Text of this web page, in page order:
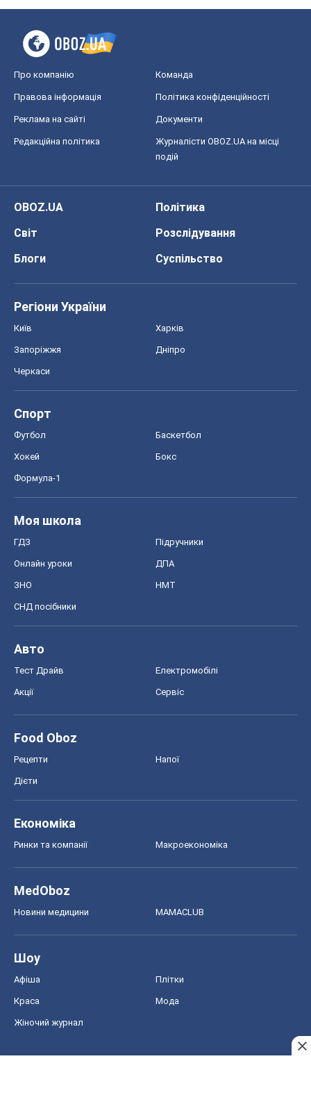
Про компанію Команда
Правова інформація Політика конфіденційності
Реклама на сайті Документи
Редакційна політика
Журналісти OBOZ.UA на місці
подій
OBOZ.UA
Політика
Світ
Розслідування
Блоги
Суспільство
Регіони України
Київ Харків
Запоріжжя Дніпро
Черкаси
Спорт
Футбол Баскетбол
Хокей Бокс
Формула-1
Моя школа
ГДЗ Підручники
Онлайн уроки ДПА
ЗНО НМТ
СНД посібники
Авто
Тест Драйв Електромобілі
Акції Сервіс
Food Oboz
Рецепти Напої
Дієти
Економіка
Ринки та компанії Макроекономіка
MedOboz
Новини медицини MAMACLUB
Шоу
Афіша Плітки
Краса Мода
Жіночий журнал